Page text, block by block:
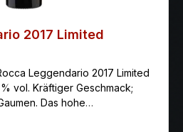
2017 Limited
Leggendario 2017 Limited
vol. Kräftiger Geschmack;
Das hohe
die außergewöhnliche